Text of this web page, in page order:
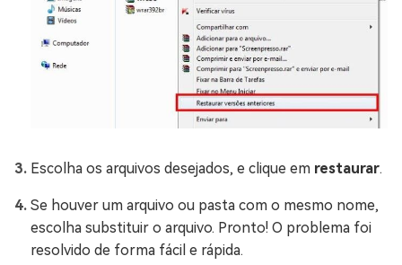
Escolha os arquivos desejados, e clique em restaurar.
Se houver um arquivo ou pasta com o mesmo nome,
escolha substituir o arquivo. Pronto! O problema foi
resolvido de forma fácil e rápida.